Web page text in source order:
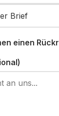
Brief
einen